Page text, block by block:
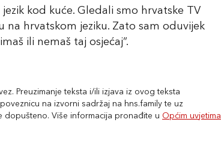
kod kuće. Gledali smo hrvatske TV
na hrvatskom jeziku. Zato sam oduvijek
ili nemaš taj osjećaj”.
Preuzimanje teksta i/ili izjava iz ovog teksta
na izvorni sadržaj na hns.family te uz
dopušteno. Više informacija pronađite u Općim uvjetima